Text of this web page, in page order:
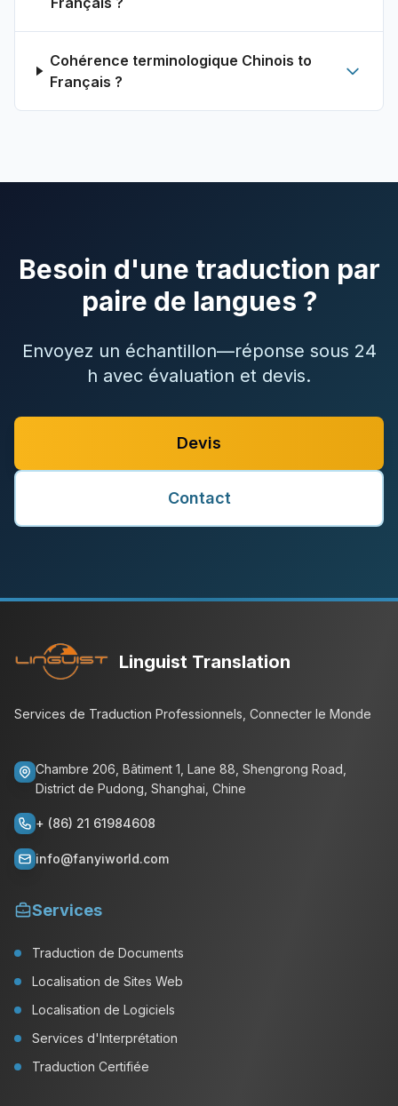
Cohérence terminologique Chinois to
Français ?
Besoin d'une traduction par
paire de langues ?
Envoyez un échantillon—réponse sous 24
h avec évaluation et devis.
Devis
Contact
Linguist Translation
Services de Traduction Professionnels, Connecter le Monde
Chambre 206, Bâtiment 1, Lane 88, Shengrong Road,
District de Pudong, Shanghai, Chine
+ (86) 21 61984608
info@fanyiworld.com
Services
Traduction de Documents
Localisation de Sites Web
Localisation de Logiciels
Services d'Interprétation
Traduction Certifiée